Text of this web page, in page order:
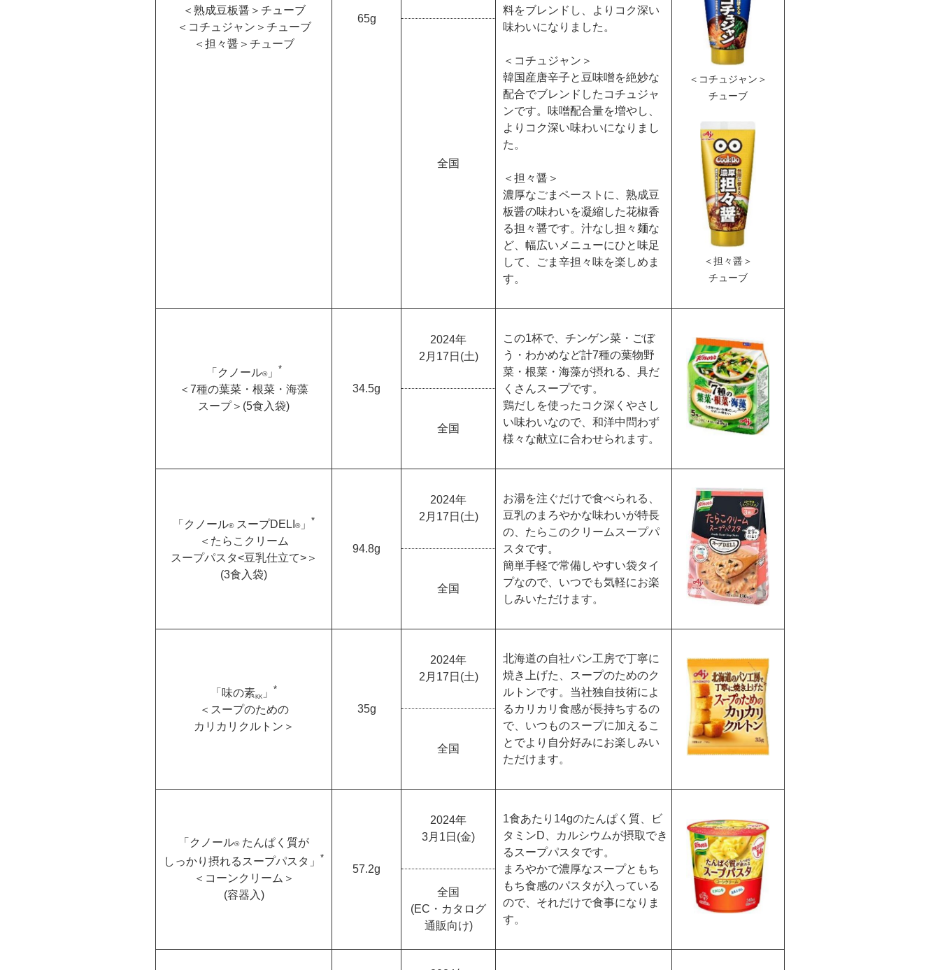
＜熟成豆板醤＞チューブ
＜コチュジャン＞チューブ
＜担々醤＞チューブ
65g
料をブレンドし、よりコク深い
味わいになりました。
＜コチュジャン＞
韓国産唐辛子と豆味噌を絶妙な
配合でブレンドしたコチュジャ
ンです。味噌配合量を増やし、
よりコク深い味わいになりまし
た。
＜担々醤＞
濃厚なごまペーストに、熟成豆
板醤の味わいを凝縮した花椒香
る担々醤です。汁なし担々麺な
ど、幅広いメニューにひと味足
して、ごま辛担々味を楽しめま
す。
＜コチュジャン＞
チューブ
＜担々醤＞
チューブ
全国
「クノール®」 *
＜7種の葉菜・根菜・海藻
スープ＞(5食入袋)
34.5g
2024年
2月17日(土)
この1杯で、チンゲン菜・ごぼ
う・わかめなど計7種の葉物野
菜・根菜・海藻が摂れる、具だ
くさんスープです。
鶏だしを使ったコク深くやさし
い味わいなので、和洋中問わず
様々な献立に合わせられます。
全国
「クノール®スープDELI ®」 *
＜たらこクリーム
スープパスタ<豆乳仕立て>＞
(3食入袋)
94.8g
2024年
2月17日(土)
お湯を注ぐだけで食べられる、
豆乳のまろやかな味わいが特長
の、たらこのクリームスープパ
スタです。
簡単手軽で常備しやすい袋タイ
プなので、いつでも気軽にお楽
しみいただけます。
全国
「味の素KK 」 *
＜スープのための
カリカリクルトン＞
35g
2024年
2月17日(土)
北海道の自社パン工房で丁寧に
焼き上げた、スープのためのク
ルトンです。当社独自技術によ
るカリカリ食感が長持ちするの
で、いつものスープに加えるこ
とでより自分好みにお楽しみい
ただけます。
全国
「クノール®たんぱく質が
しっかり摂れるスープパスタ」 *
＜コーンクリーム＞
(容器入)
57.2g
2024年
3月1日(金)
1食あたり14gのたんぱく質、ビ
タミンD、カルシウムが摂取でき
るスープパスタです。
まろやかで濃厚なスープともち
もち食感のパスタが入っている
ので、それだけで食事になりま
す。
全国
(EC・カタログ
通販向け)